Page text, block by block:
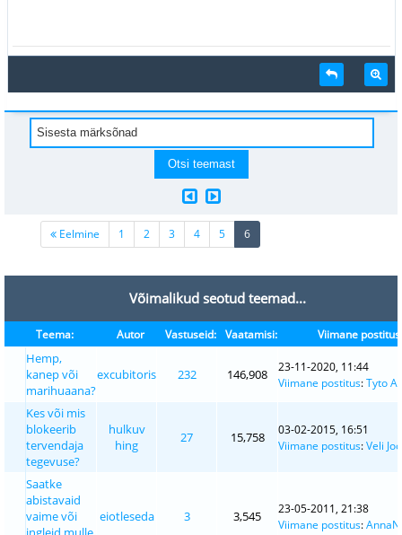
Eelmine 1 2 3 4 5 6(current)
Võimalikud seotud teemad...
Teema: Autor Vastuseid: Vaatamisi: Viimane postitus
Hemp,
kanep või
marihuaana?
excubitoris 232 146,908
23-11-2020, 11:44
Viimane postitus:Tyto
Kes või mis
blokeerib
tervendaja
tegevuse?
hulkuv
hing
27 15,758
03-02-2015, 16:51
Viimane postitus:Veli
Saatke
abistavaid
vaime või
eiotleseda 3 3,545
23-05-2011, 21:38
Viimane postitus: